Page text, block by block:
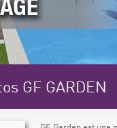
GF GARDEN